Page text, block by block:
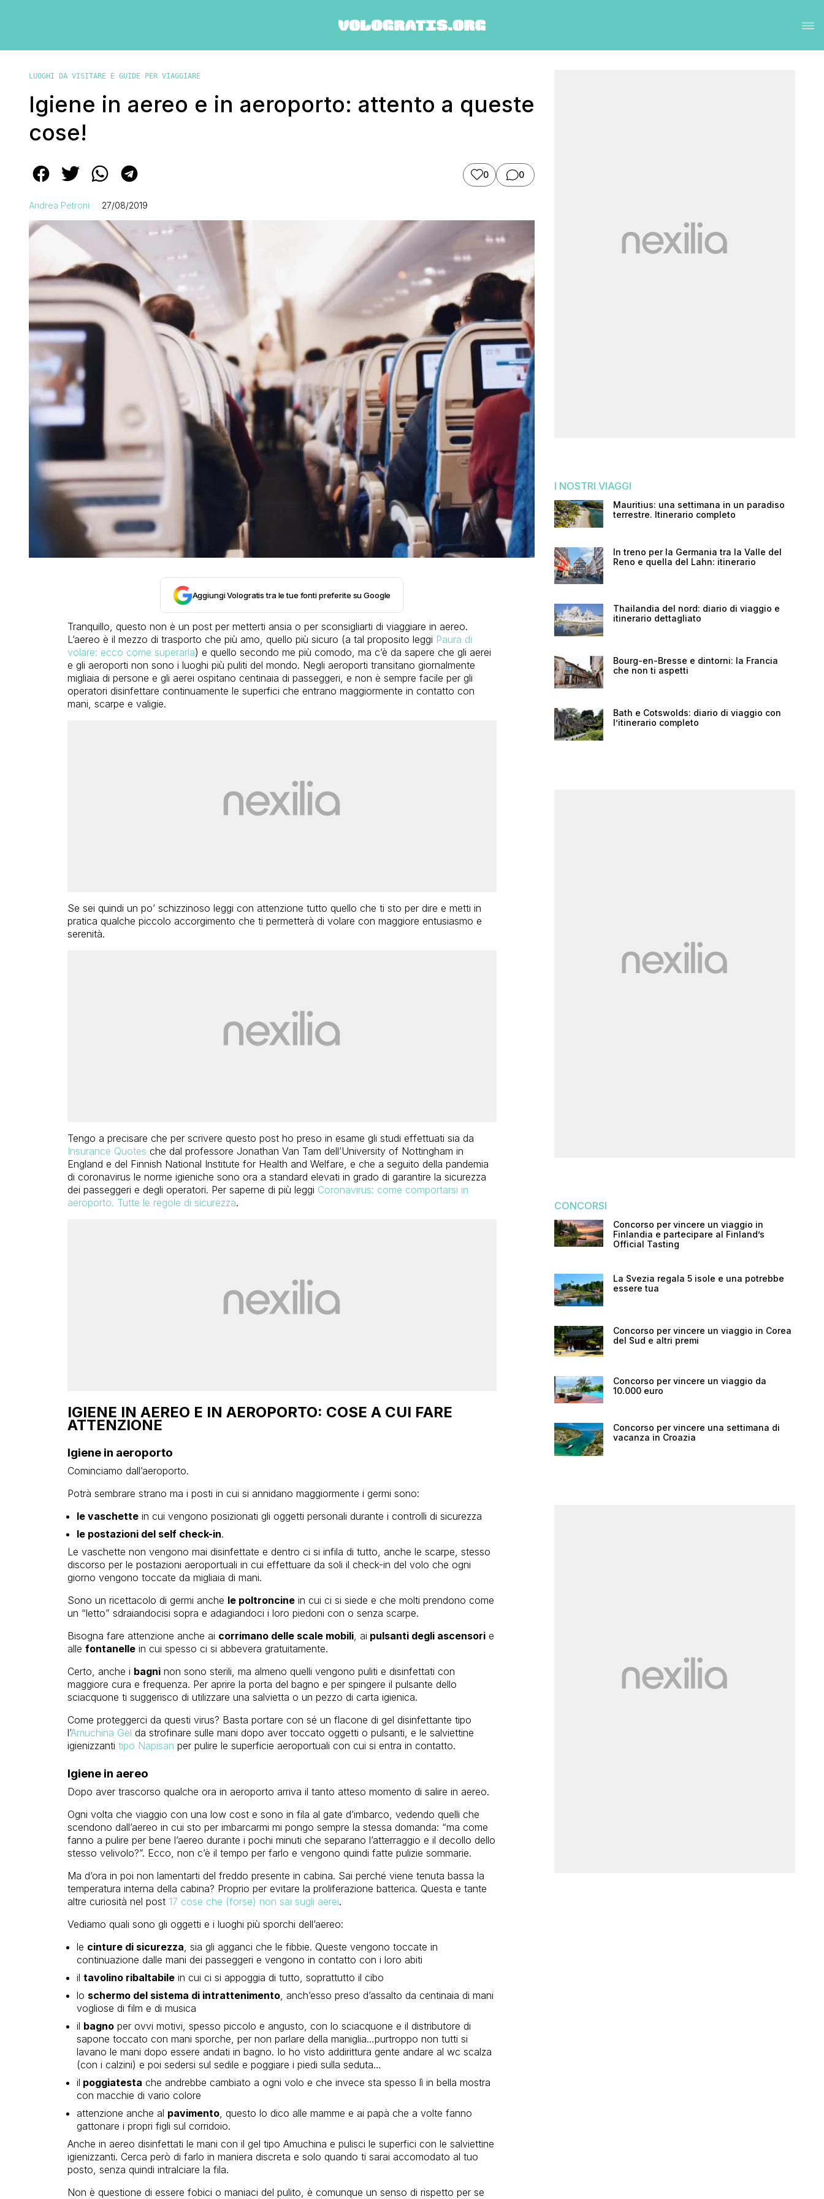
LUOGHI DA VISITARE E GUIDE PER VIAGGIARE
Igiene in aereo e in aeroporto: attento a queste
cose!
0 0
Andrea Petroni 27/08/2019
Aggiungi Vologratis tra le tue fonti preferite su Google
Tranquillo, questo non è un post per metterti ansia o per sconsigliarti di viaggiare in aereo.
L’aereo è il mezzo di trasporto che più amo, quello più sicuro (a tal proposito leggi Paura di
volare: ecco come superarla) e quello secondo me più comodo, ma c’è da sapere che gli aerei
e gli aeroporti non sono i luoghi più puliti del mondo. Negli aeroporti transitano giornalmente
migliaia di persone e gli aerei ospitano centinaia di passeggeri, e non è sempre facile per gli
operatori disinfettare continuamente le superfici che entrano maggiormente in contatto con
mani, scarpe e valigie.
Se sei quindi un po’ schizzinoso leggi con attenzione tutto quello che ti sto per dire e metti in
pratica qualche piccolo accorgimento che ti permetterà di volare con maggiore entusiasmo e
serenità.
Tengo a precisare che per scrivere questo post ho preso in esame gli studi effettuati sia da
Insurance Quotes che dal professore Jonathan Van Tam dell’University of Nottingham in
England e del Finnish National Institute for Health and Welfare, e che a seguito della pandemia
di coronavirus le norme igieniche sono ora a standard elevati in grado di garantire la sicurezza
dei passeggeri e degli operatori. Per saperne di più leggi Coronavirus: come comportarsi in
aeroporto. Tutte le regole di sicurezza.
IGIENE IN AEREO E IN AEROPORTO: COSE A CUI FARE
ATTENZIONE
Igiene in aeroporto
Cominciamo dall’aeroporto.
Potrà sembrare strano ma i posti in cui si annidano maggiormente i germi sono:
le vaschettein cui vengono posizionati gli oggetti personali durante i controlli di sicurezza
le postazioni del self check-in.
Le vaschette non vengono mai disinfettate e dentro ci si infila di tutto, anche le scarpe, stesso
discorso per le postazioni aeroportuali in cui effettuare da soli il check-in del volo che ogni
giorno vengono toccate da migliaia di mani.
Sono un ricettacolo di germi anche le poltroncinein cui ci si siede e che molti prendono come
un “letto” sdraiandocisi sopra e adagiandoci i loro piedoni con o senza scarpe.
Bisogna fare attenzione anche ai corrimano delle scale mobili, ai pulsanti degli ascensorie
alle fontanellein cui spesso ci si abbevera gratuitamente.
Certo, anche i bagninon sono sterili, ma almeno quelli vengono puliti e disinfettati con
maggiore cura e frequenza. Per aprire la porta del bagno e per spingere il pulsante dello
sciacquone ti suggerisco di utilizzare una salvietta o un pezzo di carta igienica.
Come proteggerci da questi virus? Basta portare con sé un flacone di gel disinfettante tipo
l’Amuchina Gel da strofinare sulle mani dopo aver toccato oggetti o pulsanti, e le salviettine
igienizzanti tipo Napisan per pulire le superficie aeroportuali con cui si entra in contatto.
Igiene in aereo
Dopo aver trascorso qualche ora in aeroporto arriva il tanto atteso momento di salire in aereo.
Ogni volta che viaggio con una low cost e sono in fila al gate d’imbarco, vedendo quelli che
scendono dall’aereo in cui sto per imbarcarmi mi pongo sempre la stessa domanda: “ma come
fanno a pulire per bene l’aereo durante i pochi minuti che separano l’atterraggio e il decollo dello
stesso velivolo?”. Ecco, non c’è il tempo per farlo e vengono quindi fatte pulizie sommarie.
Ma d’ora in poi non lamentarti del freddo presente in cabina. Sai perché viene tenuta bassa la
temperatura interna della cabina? Proprio per evitare la proliferazione batterica. Questa e tante
altre curiosità nel post 17 cose che (forse) non sai sugli aerei.
Vediamo quali sono gli oggetti e i luoghi più sporchi dell’aereo:
le cinture di sicurezza , sia gli agganci che le fibbie. Queste vengono toccate in
continuazione dalle mani dei passeggeri e vengono in contatto con i loro abiti
il tavolino ribaltabilein cui ci si appoggia di tutto, soprattutto il cibo
lo schermo del sistema di intrattenimento, anch’esso preso d’assalto da centinaia di mani
vogliose di film e di musica
il bagnoper ovvi motivi, spesso piccolo e angusto, con lo sciacquone e il distributore di
sapone toccato con mani sporche, per non parlare della maniglia…purtroppo non tutti si
lavano le mani dopo essere andati in bagno. Io ho visto addirittura gente andare al wc scalza
(con i calzini) e poi sedersi sul sedile e poggiare i piedi sulla seduta…
il poggiatesta che andrebbe cambiato a ogni volo e che invece sta spesso lì in bella mostra
con macchie di vario colore
attenzione anche al pavimento, questo lo dico alle mamme e ai papà che a volte fanno
gattonare i propri figli sul corridoio.
Anche in aereo disinfettati le mani con il gel tipo Amuchina e pulisci le superfici con le salviettine
igienizzanti. Cerca però di farlo in maniera discreta e solo quando ti sarai accomodato al tuo
posto, senza quindi intralciare la fila.
Non è questione di essere fobici o maniaci del pulito, è comunque un senso di rispetto per se
I NOSTRI VIAGGI
Mauritius: una settimana in un paradiso
terrestre. Itinerario completo
In treno per la Germania tra la Valle del
Reno e quella del Lahn: itinerario
Thailandia del nord: diario di viaggio e
itinerario dettagliato
Bourg-en-Bresse e dintorni: la Francia
che non ti aspetti
Bath e Cotswolds: diario di viaggio con
l’itinerario completo
CONCORSI
Concorso per vincere un viaggio in
Finlandia e partecipare al Finland’s
Official Tasting
La Svezia regala 5 isole e una potrebbe
essere tua
Concorso per vincere un viaggio in Corea
del Sud e altri premi
Concorso per vincere un viaggio da
10.000 euro
Concorso per vincere una settimana di
vacanza in Croazia